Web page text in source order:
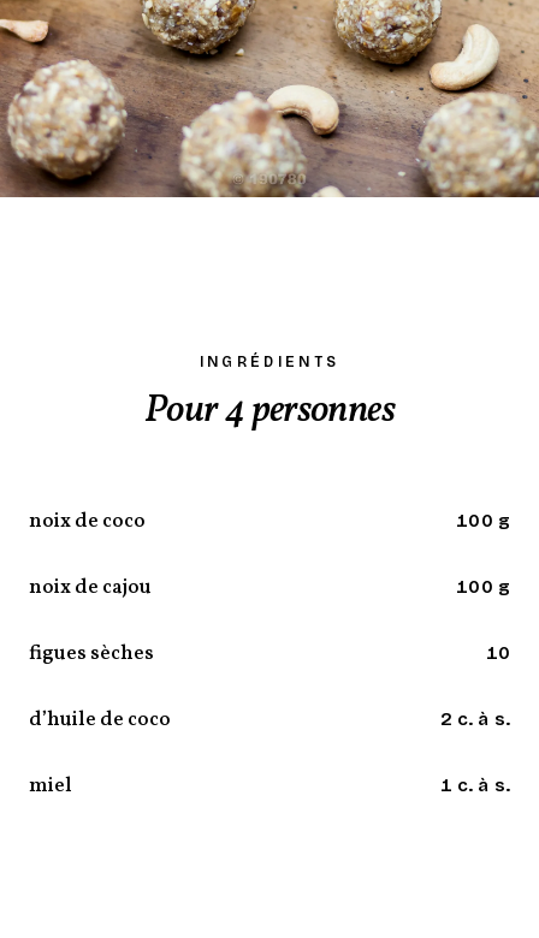
INGRÉDIENTS
Pour 4 personnes
noix de coco 100 g
noix de cajou 100 g
figues sèches 10
d’huile de coco 2 c. à s.
miel 1 c. à s.